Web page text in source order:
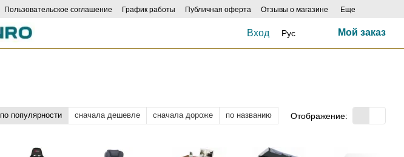
Пользовательское соглашение График работы Публичная оферта Отзывы о магазине Еще
Вход Рус Мой заказ
по популярности сначала дешевле сначала дороже по названию Отображение: